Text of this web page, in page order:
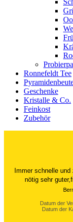
Ronnefeldt Tee
Geschenke
Kristalle & Co.
Feinkost
Zubehör
Immer schnelle
nötig sehr
Datum der
Datum der